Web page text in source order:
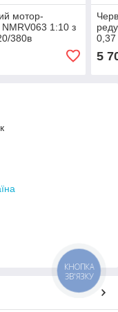
мотор-
NMRV063 1:10 з
380в
0,37
5
КНОПКА
ЗВ'ЯЗКУ